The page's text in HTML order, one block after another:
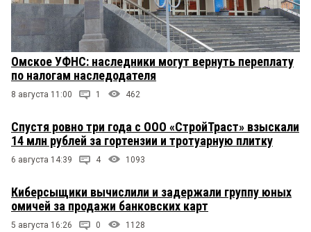
Омское УФНС: наследники могут вернуть переплату
по налогам наследодателя
8 августа 11:00 1 462
Спустя ровно три года с ООО «СтройТраст» взыскали
14 млн рублей за гортензии и тротуарную плитку
6 августа 14:39 4 1093
Киберсыщики вычислили и задержали группу юных
омичей за продажи банковских карт
5 августа 16:26 0 1128